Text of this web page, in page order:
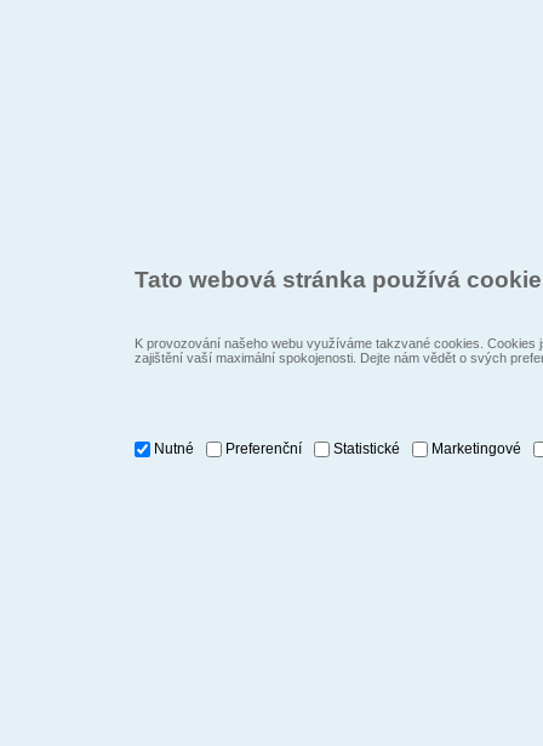
Tato webová stránka používá
K provozování našeho webu využíváme takzvané cookies.
zajištění vaší maximální spokojenosti. Dejte nám vědět o svých
Nutné Preferenční Statistické Marketingové